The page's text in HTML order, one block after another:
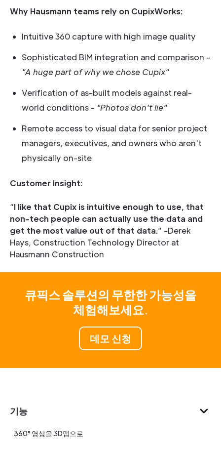
Why Hausmann teams rely on CupixWorks:
Intuitive 360 capture with high image quality
Sophisticated BIM integration and comparison -
"A huge part of why we chose Cupix"
Verification of as-built models against real-
world conditions - "Photos don't lie"
Remote access to visual data for senior project
managers, executives, and owners who aren't
physically on-site
Customer Insight:
“I like that Cupix is intuitive enough to use, that
non-tech people can actually use the data and
get the most value out of that data.” -Derek
Hays, Construction Technology Director at
Hausmann Construction
큐픽스 솔루션의 무한한 가능성을
체험해보세요.
데모 신청
기능
360° 영상을 3D맵으로